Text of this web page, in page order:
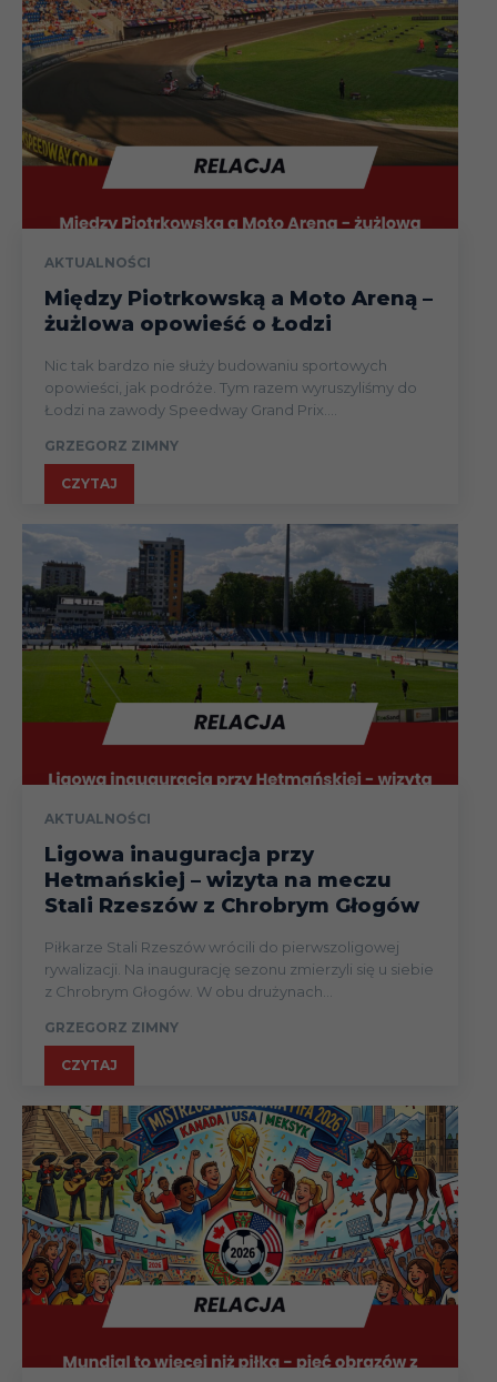
AKTUALNOŚCI
Między Piotrkowską a Moto Areną –
żużlowa opowieść o Łodzi
Nic tak bardzo nie służy budowaniu sportowych
opowieści, jak podróże. Tym razem wyruszyliśmy do
Łodzi na zawody Speedway Grand Prix....
GRZEGORZ ZIMNY
CZYTAJ
AKTUALNOŚCI
Ligowa inauguracja przy
Hetmańskiej – wizyta na meczu
Stali Rzeszów z Chrobrym Głogów
Piłkarze Stali Rzeszów wrócili do pierwszoligowej
rywalizacji. Na inaugurację sezonu zmierzyli się u siebie
z Chrobrym Głogów. W obu drużynach...
GRZEGORZ ZIMNY
CZYTAJ